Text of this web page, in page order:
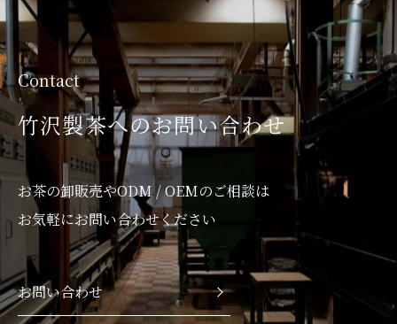
Contact
竹沢製茶へのお問い合わせ
お茶の卸販売やODM / OEMのご相談は
お気軽にお問い合わせください
お問い合わせ